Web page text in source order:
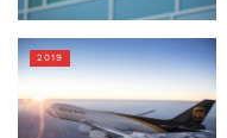
2019